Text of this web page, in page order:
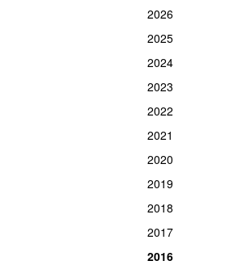
2026
2025
2024
2023
2022
2021
2020
2019
2018
2017
2016